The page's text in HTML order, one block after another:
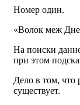
Номер один.
«Волок меж
На поиски
при этом
Дело в том,
существует.